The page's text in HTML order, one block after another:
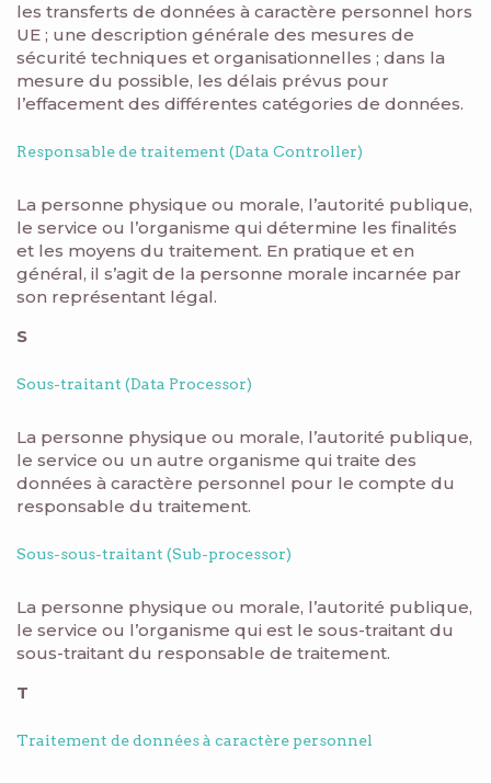
les transferts de données à caractère personnel hors
UE ; une description générale des mesures de
sécurité techniques et organisationnelles ; dans la
mesure du possible, les délais prévus pour
l’effacement des différentes catégories de données.
Responsable de traitement (Data Controller)
La personne physique ou morale, l’autorité publique,
le service ou l’organisme qui détermine les finalités
et les moyens du traitement. En pratique et en
général, il s’agit de la personne morale incarnée par
son représentant légal.
S
Sous-traitant (Data Processor)
La personne physique ou morale, l’autorité publique,
le service ou un autre organisme qui traite des
données à caractère personnel pour le compte du
responsable du traitement.
Sous-sous-traitant (Sub-processor)
La personne physique ou morale, l’autorité publique,
le service ou l’organisme qui est le sous-traitant du
sous-traitant du responsable de traitement.
T
Traitement de données à caractère personnel